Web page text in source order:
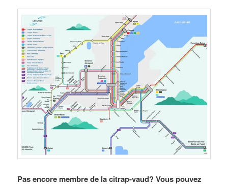
Pas encore membre de la citrap-vaud? Vous pouvez